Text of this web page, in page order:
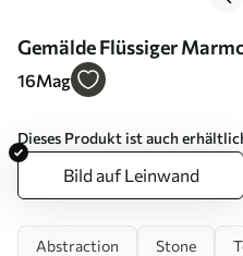
Gemälde Flüssiger
Art. s32411
16Mag
Dieses Produkt ist auch
Bild auf Leinwand
Abstraction Stone